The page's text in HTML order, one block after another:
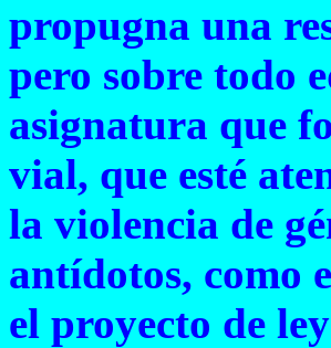
propugna una
pero sobre todo
asignatura que
vial, que esté
la violencia de
antídotos, como
el proyecto de